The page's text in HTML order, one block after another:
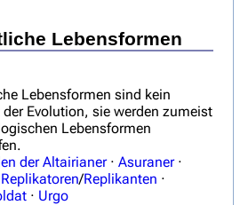
Serien
1
Universe
Lebensformen
Lebensformen sind kein
der Evolution, sie werden zumeist
Lebensformen
der Altairianer· Asuraner·
Replikatoren/Replikanten ·
· Urgo